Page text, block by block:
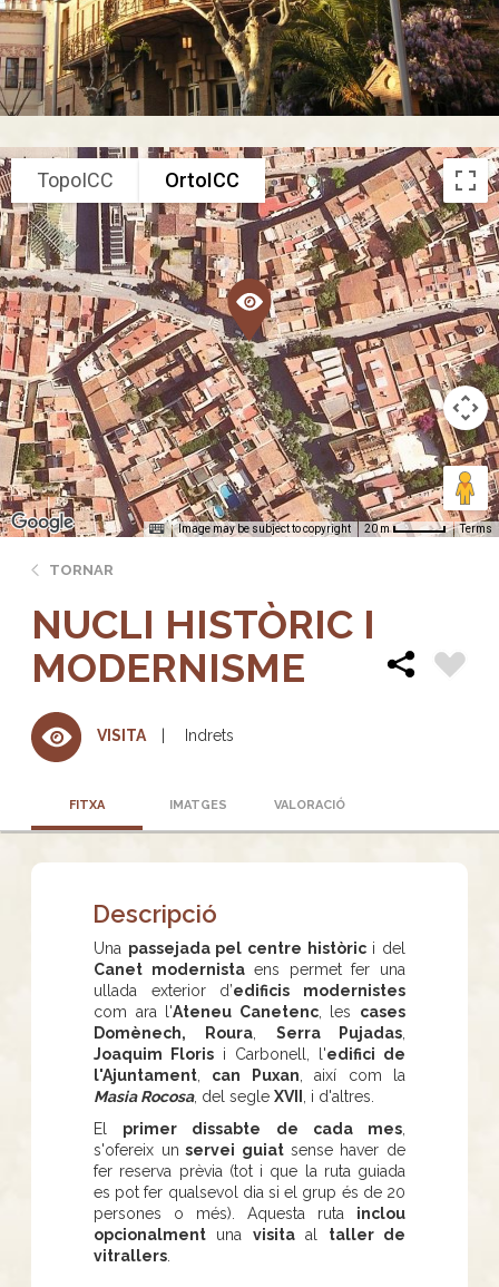
TopoICC OrtoICC
Image may be subject to copyright 20 m Terms
TORNAR
NUCLI HISTÒRIC I
MODERNISME
VISITA Indrets
FITXA IMATGES VALORACIÓ
Descripció
Una passejada pel centre històrici del
Canet modernistaens permet fer una
ullada exterior d’edificis modernistes
com ara l'Ateneu Canetenc, les cases
Domènech,
Roura Serra Pujadas
Joaquim Floris i Carbonell, l'edifici de
l'Ajuntament
can Puxan , així com la
Masia Rocosa, del segle XVII
, i d'altres.
El primer dissabte de cada mes
s'ofereix un servei guiat sense haver de
fer reserva prèvia (tot i que la ruta guiada
es pot fer qualsevol dia si el grup és de 20
persones o més). Aquesta ruta inclou
opcionalment una visitaal taller de
vitrallers